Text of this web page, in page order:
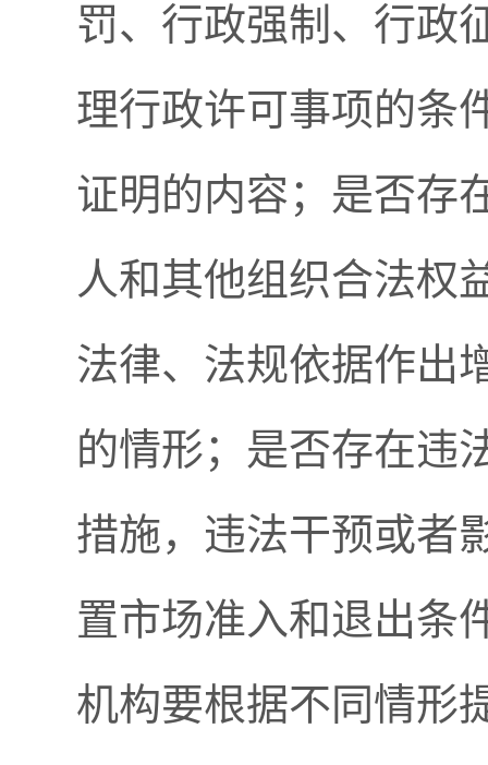
罚、行政强制、行政
理行政许可事项的条
证明的内容；是否存
人和其他组织合法权
法律、法规依据作出
的情形；是否存在违
措施，违法干预或者
置市场准入和退出条
机构要根据不同情形